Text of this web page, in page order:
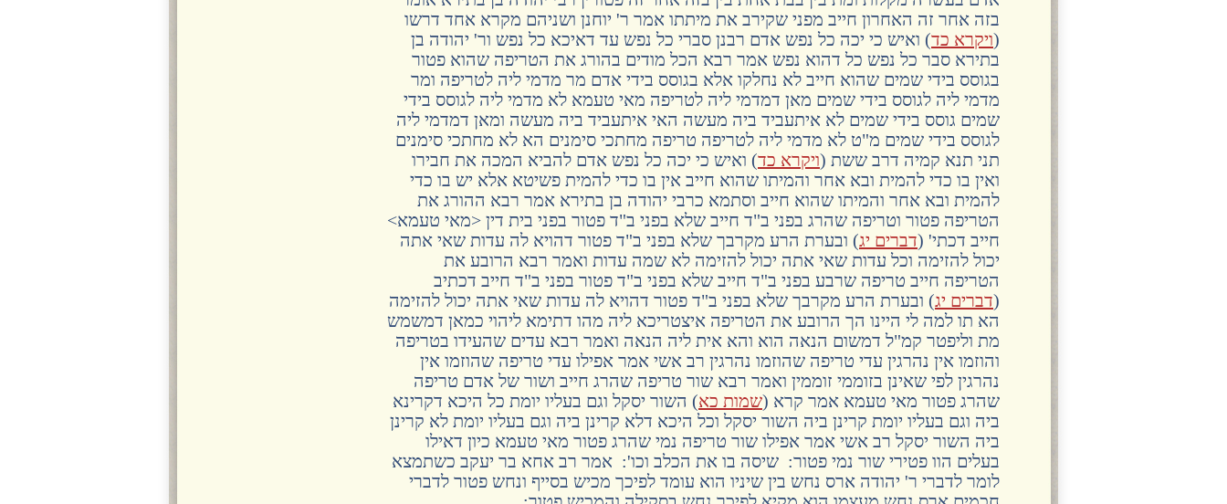
בזה אחר זה האחרון חייב מפני שקירב את מיתתו אמר ר' יוחנן ושניהם מקרא אחד דרשו
(ויקרא כד) ואיש כי יכה כל נפש אדם רבנן סברי כל נפש עד דאיכא כל נפש ור' יהודה בן
בתירא סבר כל נפש כל דהוא נפש אמר רבא הכל מודים בהורג את הטריפה שהוא פטור
בגוסס בידי שמים שהוא חייב לא נחלקו אלא בגוסס בידי אדם מר מדמי ליה לטריפה ומר
מדמי ליה לגוסס בידי שמים מאן דמדמי ליה לטריפה מאי טעמא לא מדמי ליה לגוסס בידי
שמים גוסס בידי שמים לא איתעביד ביה מעשה האי איתעביד ביה מעשה ומאן דמדמי ליה
לגוסס בידי שמים מ"ט לא מדמי ליה לטריפה טריפה מחתכי סימנים הא לא מחתכי סימנים
תני תנא קמיה דרב ששת (ויקרא כד) ואיש כי יכה כל נפש אדם להביא המכה את חבירו
ואין בו כדי להמית ובא אחר והמיתו שהוא חייב אין בו כדי להמית פשיטא אלא יש בו כדי
להמית ובא אחר והמיתו שהוא חייב וסתמא כרבי יהודה בן בתירא אמר רבא ההורג את
הטריפה פטור וטריפה שהרג בפני ב"ד חייב שלא בפני ב"ד פטור בפני בית דין <מאי טעמא>
חייב דכתי' (דברים יג) ובערת הרע מקרבך שלא בפני ב"ד פטור דהויא לה עדות שאי אתה
יכול להזימה וכל עדות שאי אתה יכול להזימה לא שמה עדות ואמר רבא הרובע את
הטריפה חייב טריפה שרבע בפני ב"ד חייב שלא בפני ב"ד פטור בפני ב"ד חייב דכתיב
(דברים יג) ובערת הרע מקרבך שלא בפני ב"ד פטור דהויא לה עדות שאי אתה יכול להזימה
הא תו למה לי היינו הך הרובע את הטריפה איצטריכא ליה מהו דתימא ליהוי כמאן דמשמש
מת וליפטר קמ"ל דמשום הנאה הוא והא אית ליה הנאה ואמר רבא עדים שהעידו בטריפה
והוזמו אין נהרגין עדי טריפה שהוזמו נהרגין רב אשי אמר אפילו עדי טריפה שהוזמו אין
נהרגין לפי שאינן בזוממי זוממין ואמר רבא שור טריפה שהרג חייב ושור של אדם טריפה
שהרג פטור מאי טעמא אמר קרא (שמות כא) השור יסקל וגם בעליו יומת כל היכא דקרינא
ביה וגם בעליו יומת קרינן ביה השור יסקל וכל היכא דלא קרינן ביה וגם בעליו יומת לא קרינן
ביה השור יסקל רב אשי אמר אפילו שור טריפה נמי שהרג פטור מאי טעמא כיון דאילו
בעלים הוו פטירי שור נמי פטור: שיסה בו את הכלב וכו': אמר רב אחא בר יעקב כשתמצא
לומר לדברי ר' יהודה ארס נחש בין שיניו הוא עומד לפיכך מכיש בסייף ונחש פטור לדברי